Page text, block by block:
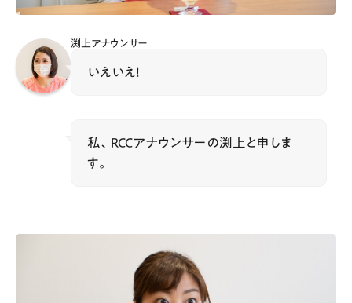
渕上アナウンサー
いえいえ！
私、RCCアナウンサーの渕上と申しま
す。